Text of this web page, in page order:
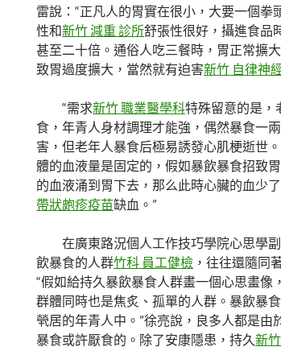
雷說：“正凡人的胃實在很小，大要一個拳
性和新竹 減重 診所舒張性很好，攝進食品
甚至二十倍。通俗人吃三餐時，胃正常擴
致胃過度擴大，當然就有迫害新竹 自律神
“需求新竹 職業醫學科特殊留意的是，
食，年青人身材調理才能強，偶然暴食一
害，但老年人暴食后極易誘發心肌梗逝世
體的血液量是固定的，假如暴飲暴食招致
的血液涌到胃下去，那么此時心臟的血少
帶狀皰疹疫苗缺血。”
在廣東路況個人工作技巧學院心思學
飲暴食的人群竹科 員工健檢 ，往往還隨同
“假如給持久暴飲暴食人群畫一個心思畫像
群體同時也是焦炙、孤單的人群。暴飲暴
煢居的年青人中。”徐亮說，良多人都是由
暴食或許厭食的。除了安康隱患，持久新